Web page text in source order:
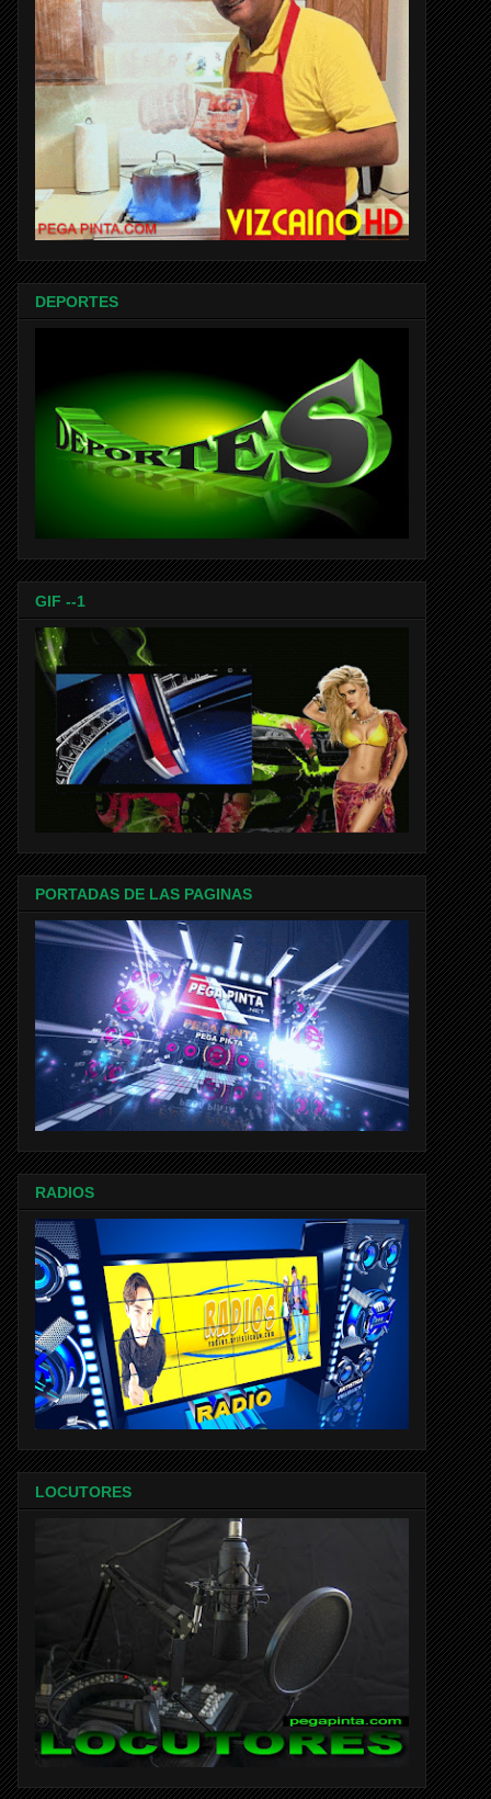
DEPORTES
GIF --1
PORTADAS DE LAS PAGINAS
RADIOS
LOCUTORES